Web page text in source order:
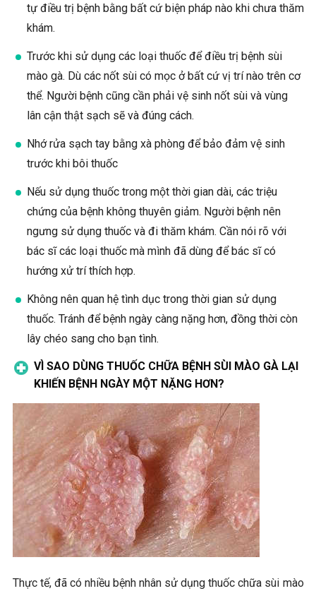
tự điều trị bệnh bằng bất cứ biện pháp nào khi chưa thăm
khám.
Trước khi sử dụng các loại thuốc để điều trị bệnh sùi
mào gà. Dù các nốt sùi có mọc ở bất cứ vị trí nào trên cơ
thể. Người bệnh cũng cần phải vệ sinh nốt sùi và vùng
lân cận thật sạch sẽ và đúng cách.
Nhớ rửa sạch tay bằng xà phòng để bảo đảm vệ sinh
trước khi bôi thuốc
Nếu sử dụng thuốc trong một thời gian dài, các triệu
chứng của bệnh không thuyên giảm. Người bệnh nên
ngưng sử dụng thuốc và đi thăm khám. Cần nói rõ với
bác sĩ các loại thuốc mà mình đã dùng để bác sĩ có
hướng xử trí thích hợp.
Không nên quan hệ tình dục trong thời gian sử dụng
thuốc. Tránh để bệnh ngày càng nặng hơn, đồng thời còn
lây chéo sang cho bạn tình.
VÌ SAO DÙNG THUỐC CHỮA BỆNH SÙI MÀO GÀ LẠI
KHIẾN BỆNH NGÀY MỘT NẶNG HƠN?
Thực tế, đã có nhiều bệnh nhân sử dụng thuốc chữa sùi mào